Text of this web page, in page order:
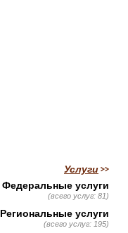
Услуги
Федеральные услуги
(всего услуг: 81)
Региональные услуги
(всего услуг: 195)